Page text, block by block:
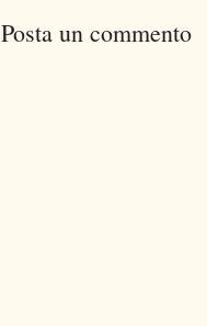
Posta un commento